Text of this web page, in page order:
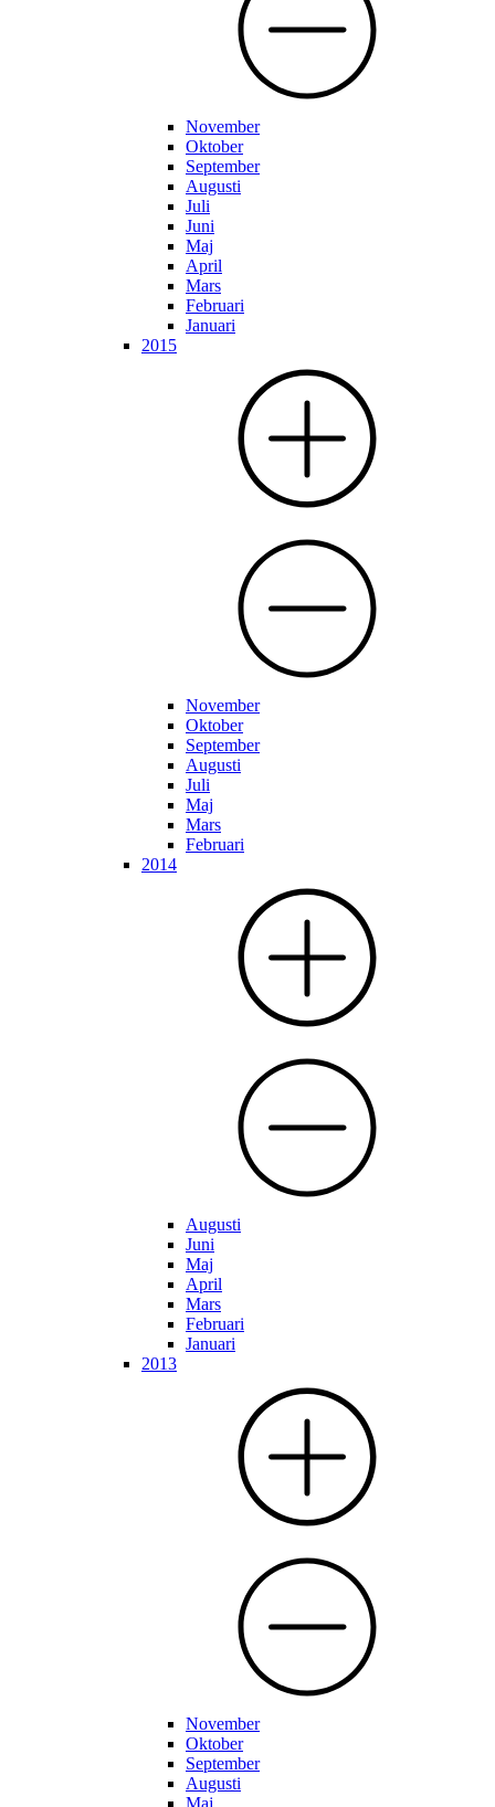
November
Oktober
September
Augusti
Juli
Juni
Maj
April
Mars
Februari
Januari
2015
November
Oktober
September
Augusti
Juli
Maj
Mars
Februari
2014
Augusti
Juni
Maj
April
Mars
Februari
Januari
2013
November
Oktober
September
Augusti
Maj